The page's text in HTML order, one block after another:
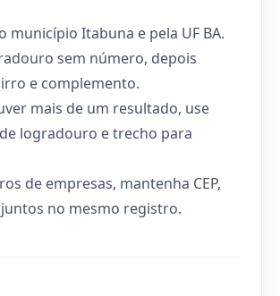
município Itabuna e pela UF BA.
sem número, depois
e complemento.
mais de um resultado, use
logradouro e trecho para
de empresas, mantenha CEP,
juntos no mesmo registro.